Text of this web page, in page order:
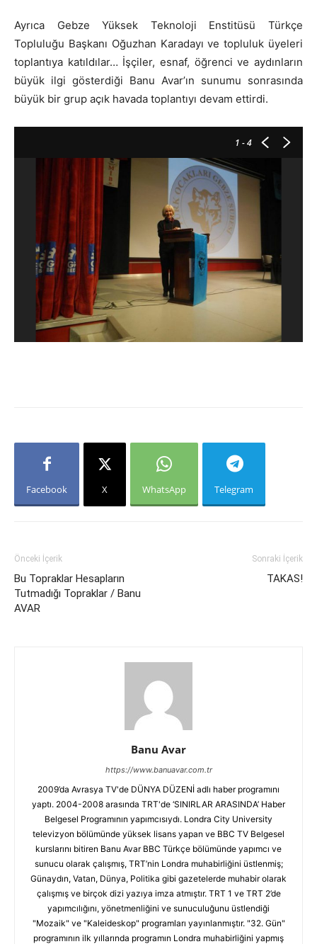
Ayrıca Gebze Yüksek Teknoloji Enstitüsü Türkçe
Topluluğu Başkanı Oğuzhan Karadayı ve topluluk üyeleri
toplantıya katıldılar… İşçiler, esnaf, öğrenci ve aydınların
büyük ilgi gösterdiği Banu Avar’ın sunumu sonrasında
büyük bir grup açık havada toplantıyı devam ettirdi.
1 - 4
Facebook X WhatsApp Telegram
Önceki İçerik
Bu Topraklar Hesapların
Tutmadığı Topraklar / Banu
AVAR
Sonraki İçerik
TAKAS!
Banu Avar
https://www.banuavar.com.tr
2009’da Avrasya TV'de DÜNYA DÜZENİ adlı haber programını
yaptı. 2004-2008 arasında TRT'de ‘SINIRLAR ARASINDA’ Haber
Belgesel Programının yapımcısıydı. Londra City University
televizyon bölümünde yüksek lisans yapan ve BBC TV Belgesel
kurslarını bitiren Banu Avar BBC Türkçe bölümünde yapımcı ve
sunucu olarak çalışmış, TRT’nin Londra muhabirliğini üstlenmiş;
Günaydın, Vatan, Dünya, Politika gibi gazetelerde muhabir olarak
çalışmış ve birçok dizi yazıya imza atmıştır. TRT 1 ve TRT 2’de
yapımcılığını, yönetmenliğini ve sunuculuğunu üstlendiği
"Mozaik" ve "Kaleideskop" programları yayınlanmıştır. "32. Gün"
programının ilk yıllarında programın Londra muhabirliğini yapmış